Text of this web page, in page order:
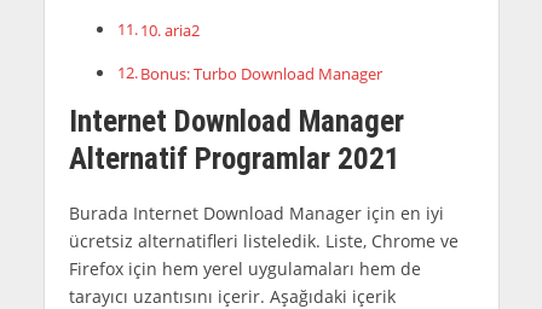
10. aria2
Bonus: Turbo Download Manager
Internet Download Manager
Alternatif Programlar 2021
Burada Internet Download Manager için en iyi
ücretsiz alternatifleri listeledik. Liste, Chrome ve
Firefox için hem yerel uygulamaları hem de
tarayıcı uzantısını içerir. Aşağıdaki içerik